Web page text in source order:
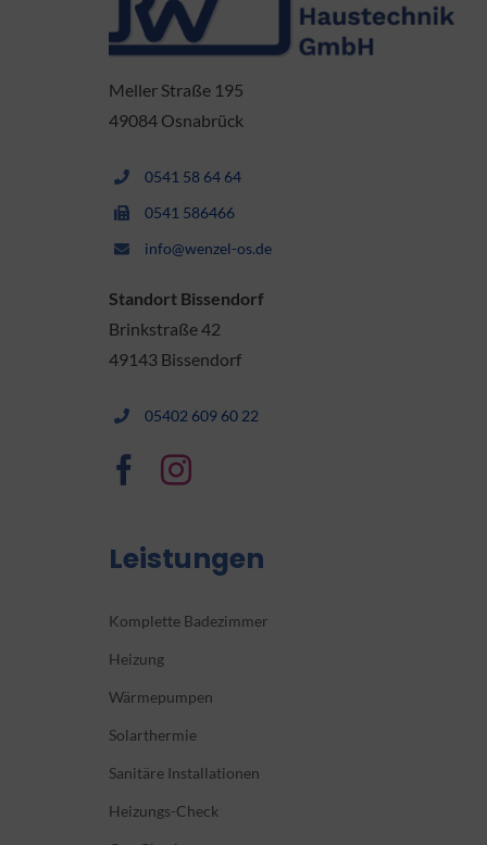
Meller Straße 195
49084 Osnabrück
0541 58 64 64
0541 586466
info@wenzel-os.de
Standort Bissendorf
Brinkstraße 42
49143 Bissendorf
05402 609 60 22
Leistungen
Komplette Badezimmer
Heizung
Wärmepumpen
Solarthermie
Sanitäre Installationen
Heizungs-Check